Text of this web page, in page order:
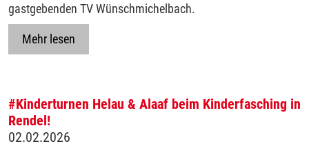
gastgebenden TV Wünschmichelbach.
Mehr lesen
#Kinderturnen Helau & Alaaf beim Kinderfasching in
Rendel!
02.02.2026